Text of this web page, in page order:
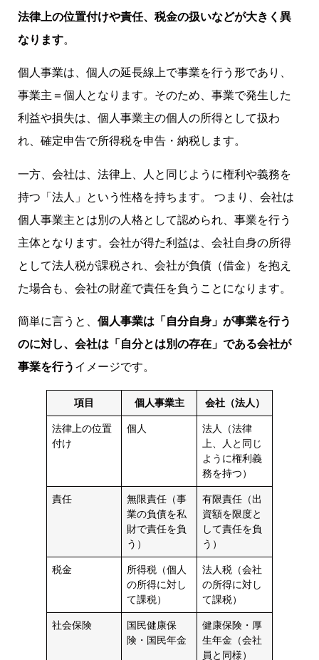
法律上の位置付けや責任、税金の扱いなどが大きく異
なります。
個人事業は、個人の延長線上で事業を行う形であり、
事業主＝個人となります。そのため、事業で発生した
利益や損失は、個人事業主の個人の所得として扱わ
れ、確定申告で所得税を申告・納税します。
一方、会社は、法律上、人と同じように権利や義務を
持つ「法人」という性格を持ちます。 つまり、会社は
個人事業主とは別の人格として認められ、事業を行う
主体となります。会社が得た利益は、会社自身の所得
として法人税が課税され、会社が負債（借金）を抱え
た場合も、会社の財産で責任を負うことになります。
簡単に言うと、 個人事業は「自分自身」が事業を行う
のに対し、会社は「自分とは別の存在」である会社が
事業を行うイメージです。
項目 個人事業主
会社（法人）
法律上の位置
付け
個人
法人（法律
上、人と同じ
ように権利義
務を持つ）
責任
無限責任（事
業の負債を私
財で責任を負
う）
有限責任（出
資額を限度と
して責任を負
う）
税金
所得税（個人
の所得に対し
て課税）
法人税（会社
の所得に対し
て課税）
社会保険
国民健康保
険・国民年金
健康保険・厚
生年金（会社
員と同様）